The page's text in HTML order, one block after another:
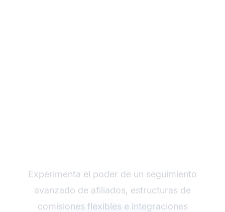
Experimenta el poder de un seguimiento
avanzado de afiliados, estructuras de
comisiones flexibles e integraciones